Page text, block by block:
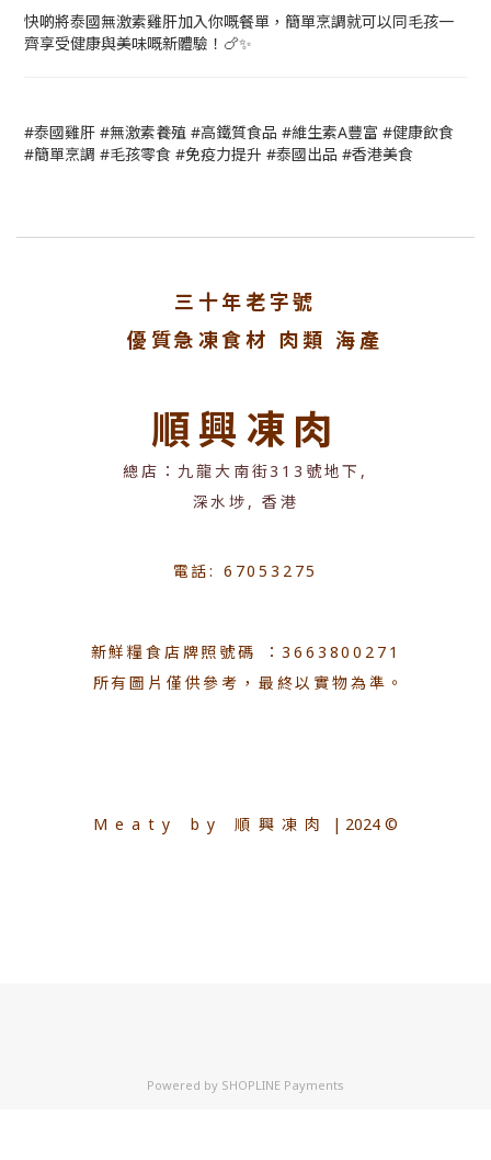
快啲將泰國無激素雞肝加入你嘅餐單，簡單烹調就可以同毛孩一
齊享受健康與美味嘅新體驗！🍗✨
#泰國雞肝 #無激素養殖 #高鐵質食品 #維生素A豐富 #健康飲食
#簡單烹調 #毛孩零食 #免疫力提升 #泰國出品 #香港美食
三十年老字號
優質急凍食材 肉類 海產
順興凍肉
總店：九龍大南街313號地下,
深水埗, 香港
電話: 67053275
新鮮糧食店牌照號碼 ：3663800271
所有圖片僅供參考，最終以實物為準。
Meaty by 順興凍肉 | 2024 ©
Powered by SHOPLINE Payments